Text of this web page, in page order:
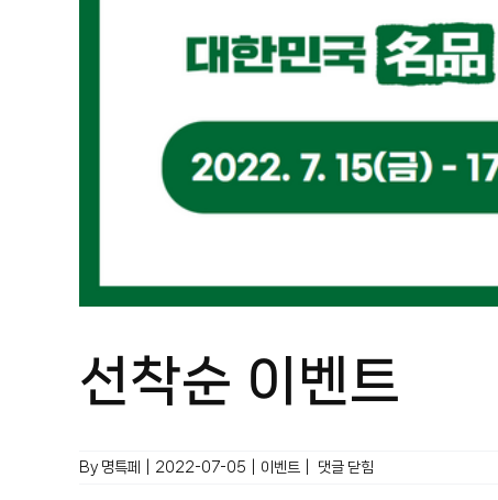
선착순 이벤트
By 명특페 2022-07-05 이벤트
선착순
댓글 닫힘